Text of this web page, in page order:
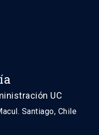
UC
Santiago, Chile